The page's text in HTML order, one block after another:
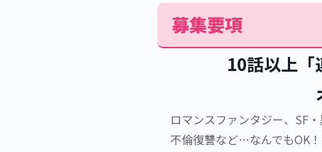
募集要項
10話以上「
ロマンスファンタジー、SF
不倫復讐など…なんでもOK